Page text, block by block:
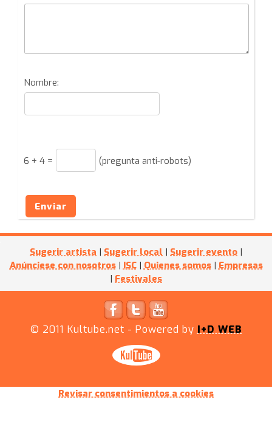
Nombre:
6 + 4= (pregunta anti-robots)
Enviar
Sugerir artista | Sugerir local | Sugerir evento |
Anúnciese con nosotros | ISC | Quienes somos | Empresas
| Festivales
© 2011 Kultube.net - Powered by I+D WEB
Revisar consentimientos a cookies